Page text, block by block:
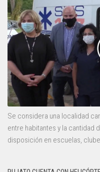
Se considera una localidad
entre habitantes y la cantidad
disposición en escuelas,